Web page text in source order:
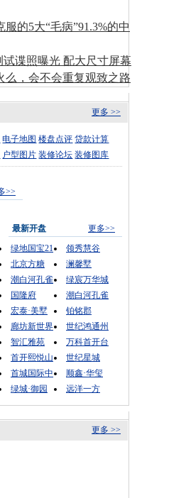
的5大“毛病”91.3%的中
试谍照曝光 配大尺寸屏幕
么，会不会重复观致之路
更多 >>
电子地图 楼盘点评 贷款计算
户型图片 装修论坛 装修图库
>>
最新开盘
更多>>
绿地国宝21
领秀慧谷
北京方糖
澜馨墅
潮白河孔雀
绿宸万华城
国隆府
潮白河孔雀
宏泰·美墅
铂铭郡
廊坊新世界
世纪鸿通州
智汇雅苑
万科首开台
首开熙悦山
世纪星城
首城国际中
顺鑫·华玺
绿城·御园
远洋一方
更多 >>